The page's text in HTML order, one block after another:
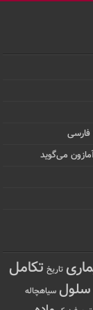
فارسی
می‌گوید
تاریخ تکامل
سلول سیاهچاله